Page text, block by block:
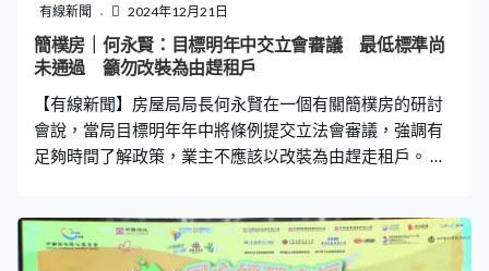
有線新聞 2024年12月21日
簡樸房｜何永賢：目標明年中交立會審議 最低標準尚
未通過 籲勿改裝為由趕租戶
【有線新聞】房屋局局長何永賢在一個有關簡樸房的研討
會說，當局目標明年年中將條例提交立法會審議，強調有
足夠時間了解政策，業主不應該以改裝為由趕走租戶。 何
立法會討論，立法會都未通過，我現在的最低標準都只是
建議，我都是在諮詢，不代表這些就是將來落成的一個法